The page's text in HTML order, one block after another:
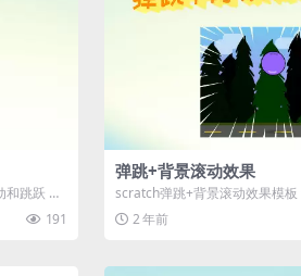
跳跃 演
191
弹跳+背景滚动效果
scratch弹跳+背景滚动效果模板
果演示 演示
2 年前